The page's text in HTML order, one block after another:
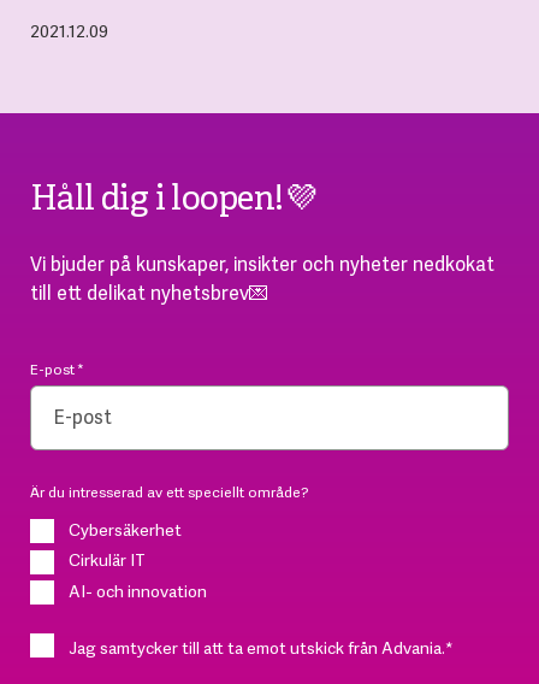
2021.12.09
Håll dig i loopen!💜
Vi bjuder på kunskaper, insikter och nyheter nedkokat
till ett delikat nyhetsbrev💌
E-post*
Är du intresserad av ett speciellt område?
Cybersäkerhet
Cirkulär IT
AI- och innovation
Jag samtycker till att ta emot utskick från Advania.*